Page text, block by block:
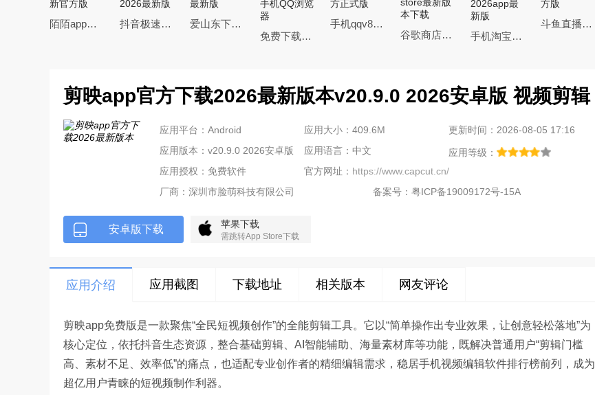
陌陌app下载2026最新官方版 抖音极速版免费下载2026最新版
爱山东下载app官方最新版
免费下载2026最新版手机QQ浏览器
手机qqv8.5.0官方正式版
谷歌商店google play store最新版本下载
手机淘宝下载2026app最新版
斗鱼直播下载2026官方版
剪映app官方下载2026最新版本v20.9.0 2026安卓版 视频剪辑
应用平台：Android 应用大小：409.6M
更新时间：2026-08-05 17:16
应用版本：v20.9.0 2026安卓版
视频剪辑
应用语言：中文
应用等级：
应用授权：免费软件
官方网址： https://www.capcut.cn/
厂商： 深圳市脸萌科技有限公司 备案号： 粤ICP备19009172号-15A
安卓版下载 苹果下载
需跳转App Store下载
应用介绍 应用截图 下载地址 相关版本 网友评论
剪映app免费版是一款聚焦“全民短视频创作”的全能剪辑工具。它以“简单操作出专业效果，让创意轻松落地”为
核心定位，依托抖音生态资源，整合基础剪辑、AI智能辅助、海量素材库等功能，既解决普通用户“剪辑门槛
高、素材不足、效率低”的痛点，也适配专业创作者的精细编辑需求，稳居手机视频编辑软件排行榜前列，成为
超亿用户青睐的短视频制作利器。